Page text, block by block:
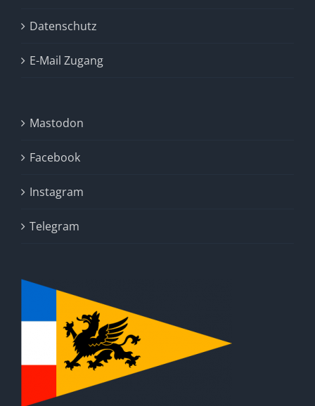
Datenschutz
E-Mail Zugang
Mastodon
Facebook
Instagram
Telegram